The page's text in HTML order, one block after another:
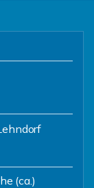
(ca.)